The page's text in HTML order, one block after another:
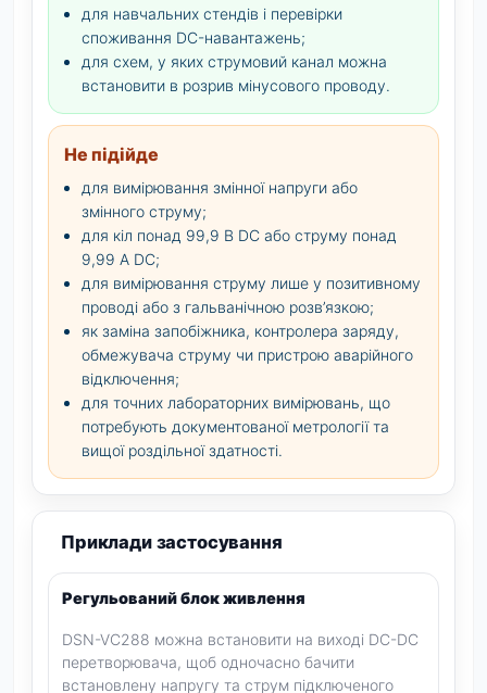
для навчальних стендів і перевірки
споживання DC-навантажень;
для схем, у яких струмовий канал можна
встановити в розрив мінусового проводу.
Не підійде
для вимірювання змінної напруги або
змінного струму;
для кіл понад 99,9 В DC або струму понад
9,99 А DC;
для вимірювання струму лише у позитивному
проводі або з гальванічною розв’язкою;
як заміна запобіжника, контролера заряду,
обмежувача струму чи пристрою аварійного
відключення;
для точних лабораторних вимірювань, що
потребують документованої метрології та
вищої роздільної здатності.
Приклади застосування
Регульований блок живлення
DSN-VC288 можна встановити на виході DC-DC
перетворювача, щоб одночасно бачити
встановлену напругу та струм підключеного